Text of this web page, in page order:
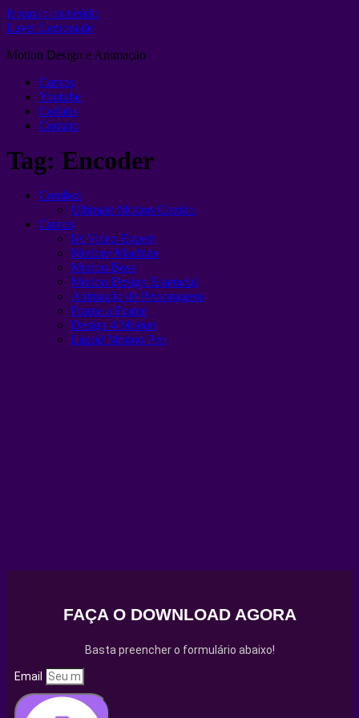
Ir para o conteúdo
Layer Lemonade
Motion Design e Animação
Cursos
Youtube
Collabs
Contato
Tag: Encoder
Combos
Ultimate Motion Combo
Cursos
IA Video Expert
Motion+Machine
Motion Boss
Motion Design Essencial
Animação de Personagens
Frame a Frame
Design 4 Motion
Liquid Motion Pro
FAÇA O DOWNLOAD AGORA
Basta preencher o formulário abaixo!
Email